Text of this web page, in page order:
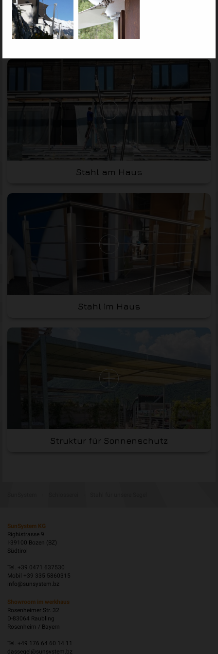
Stahl für unsere Segel
Stahl am Haus
Stahl im Haus
Struktur für Sonnenschutz
SunSystem KG
Righistrasse 9
I-39100 Bozen (BZ)
Südtirol
Tel. +39 0471 637530
Mobil +39 335 5860315
info@sunsystem.bz
Showroom im werkhaus
Rosenheimer Str. 32
D-83064 Raubling
Rosenheim / Bayern
Tel. +49 176 64 60 14 11
dassegel@sunsystem.bz